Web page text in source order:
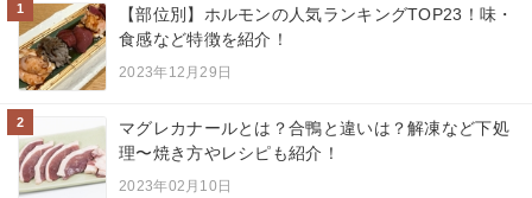
1
【部位別】ホルモンの人気ランキングTOP23！味・
食感など特徴を紹介！
2023年12月29日
2
マグレカナールとは？合鴨と違いは？解凍など下処
理〜焼き方やレシピも紹介！
2023年02月10日